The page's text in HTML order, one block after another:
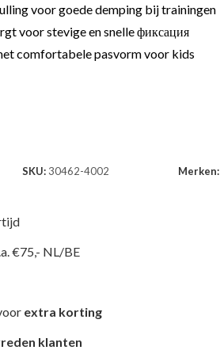
voor goede demping bij trainingen
voor stevige en snelle фиксация
comfortabele pasvorm voor kids
SKU: 30462-4002 Merken:
€75,- NL/BE
extra korting
klanten